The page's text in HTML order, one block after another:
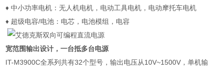
♦ 中小功率电机：无人机电机，电动工具电机，电动摩托车电机
♦ 超级电容/电池：电芯，电池模组，电容
宽范围输出设计，一台抵多台电源
IT-M3900C全系列共有32个型号，输出电压从10V~1500V ，单机输